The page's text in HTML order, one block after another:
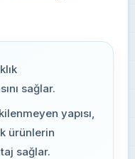
sağlar.
yapısı,
ürünlerin
sağlar.